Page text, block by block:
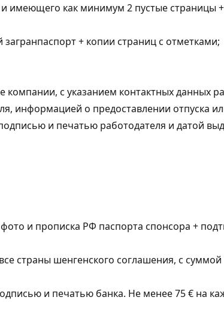
имеющего как минимум 2 пустые страницы
+ копии страниц с отметками;
с указанием контактных данных
информацией о предоставлении отпуска
и печатью работодателя и датой
и прописка РФ паспорта спонсора +
страны шенгенского соглашения, с
и печатью банка. Не менее 75 € на